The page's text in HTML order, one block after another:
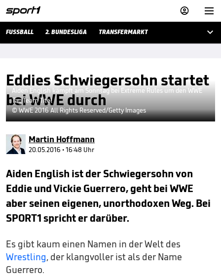


FUSSBALL 2. BUNDESLIGA TRANSFERMARKT 
Eddies Schwiegersohn startet
bei WWE durch
Aiden English kämpft am Sonntag bei Extreme Rules um den WWE
Tag Team Titel
© WWE 2016 All Rights Reserved/Getty Images
Martin Hoffmann
20.05.2016 • 16:48 Uhr
Aiden English ist der Schwiegersohn von
Eddie und Vickie Guerrero, geht bei WWE
aber seinen eigenen, unorthodoxen Weg. Bei
SPORT1 spricht er darüber.
Es gibt kaum einen Namen in der Welt des
Wrestling, der klangvoller ist als der Name
Guerrero.